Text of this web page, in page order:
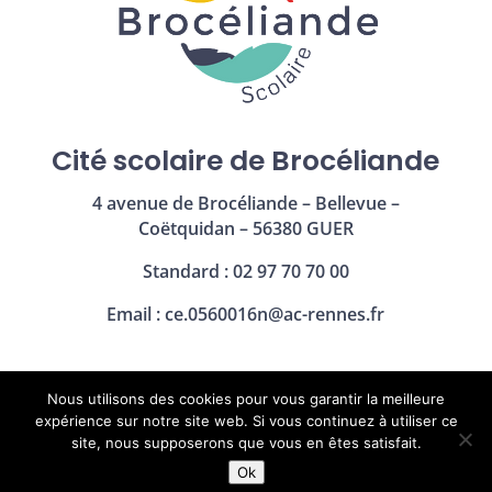
Cité scolaire de Brocéliande
4 avenue de Brocéliande – Bellevue –
Coëtquidan – 56380 GUER
Standard : 02 97 70 70 00
Email :ce.0560016n@ac-rennes.fr
Mentions légales|Politique de confidentialité
Nous utilisons des cookies pour vous garantir la meilleure
expérience sur notre site web. Si vous continuez à utiliser ce
site, nous supposerons que vous en êtes satisfait.
Ok